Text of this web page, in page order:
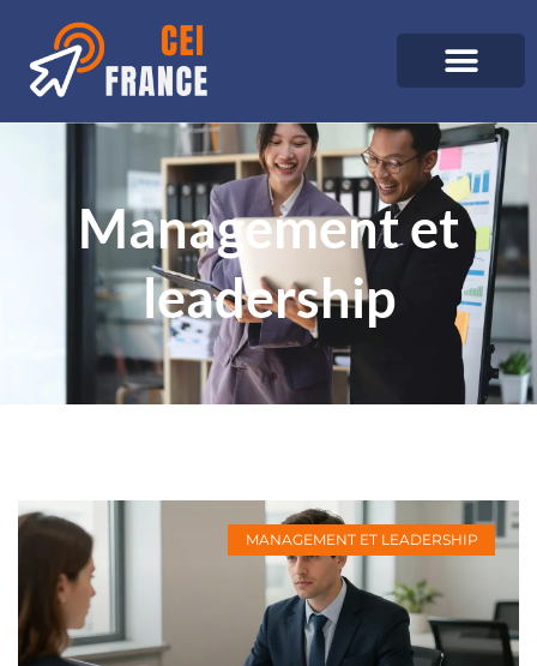
Management et
leadership
MANAGEMENT ET LEADERSHIP